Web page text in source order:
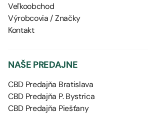
Veľkoobchod
Výrobcovia / Značky
Kontakt
NAŠE PREDAJNE
CBD Predajňa Bratislava
CBD Predajňa P. Bystrica
CBD Predajňa Piešťany